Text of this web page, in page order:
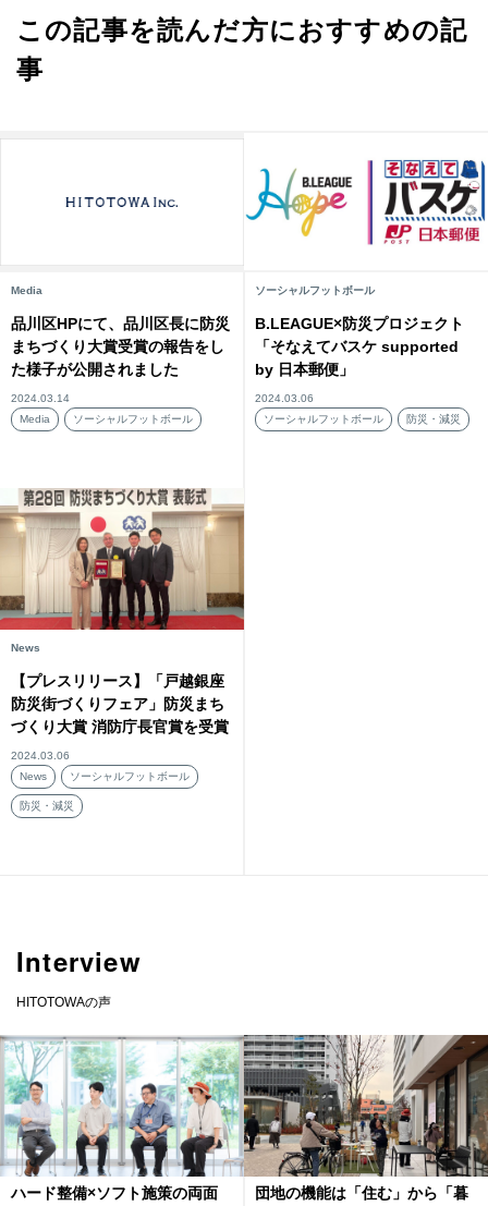
この記事を読んだ方におすすめの記
事
Media
品川区HPにて、品川区長に防災
まちづくり大賞受賞の報告をし
た様子が公開されました
2024.03.14
Media
ソーシャルフットボール
ソーシャルフットボール
B.LEAGUE×防災プロジェクト
「そなえてバスケ supported
by 日本郵便」
2024.03.06
ソーシャルフットボール
防災・減災
News
【プレスリリース】「戸越銀座
防災街づくりフェア」防災まち
づくり大賞 消防庁長官賞を受賞
2024.03.06
News
ソーシャルフットボール
防災・減災
Interview
HITOTOWAの声
ハード整備×ソフト施策の両面
団地の機能は「住む」から「暮